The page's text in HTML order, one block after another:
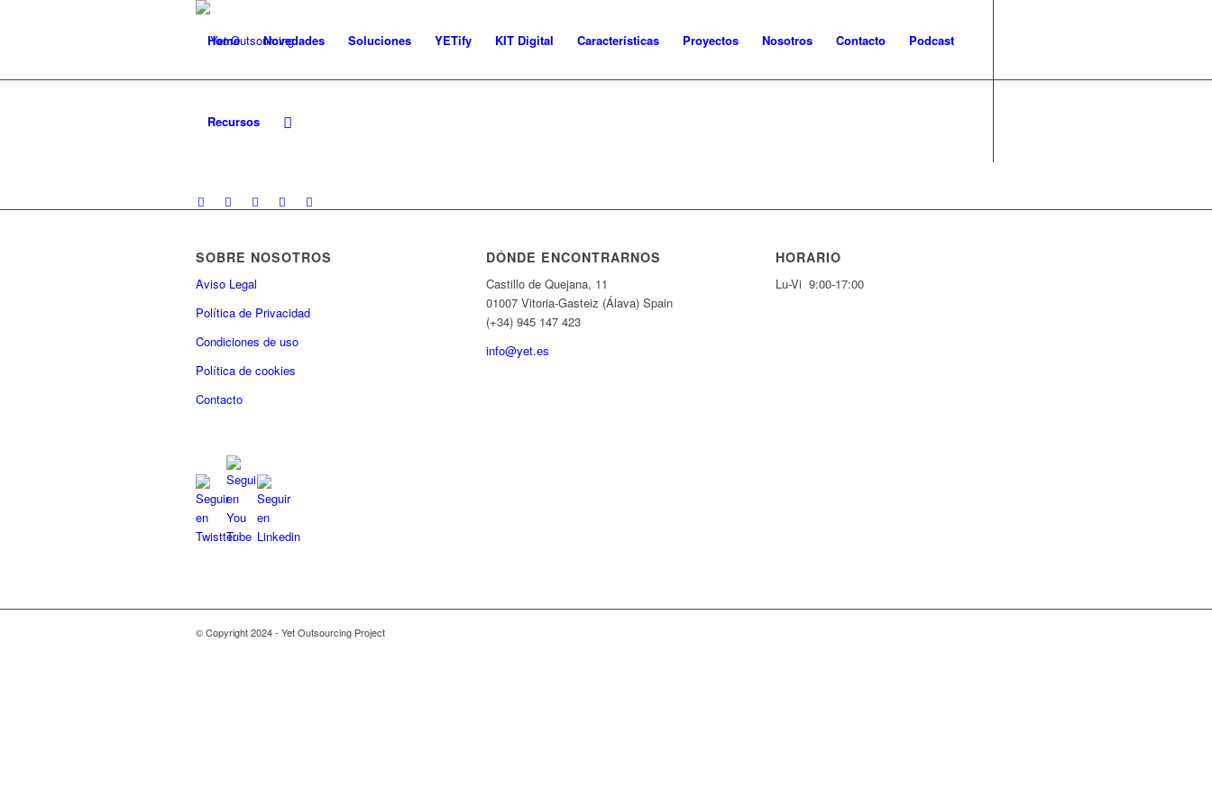
Home Novedades Soluciones YETify KIT Digital Características Proyectos Nosotros Contacto Podcast
Recursos
SOBRE NOSOTROS
Aviso Legal
Política de Privacidad
Condiciones de uso
Política de cookies
Contacto
DÓNDE ENCONTRARNOS
Castillo de Quejana, 11
01007 Vitoria-Gasteiz (Álava) Spain
(+34) 945 147 423
info@yet.es
HORARIO
Lu-Vi 9:00-17:00
© Copyright 2024 - Yet Outsourcing Project